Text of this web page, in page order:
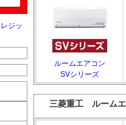
ルームエアコン
SVシリーズ
三菱重工 ルーム